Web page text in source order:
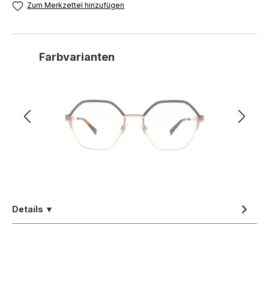
Zum Merkzettel hinzufügen
Produktgalerie überspringen
Farbvarianten
Details ▼